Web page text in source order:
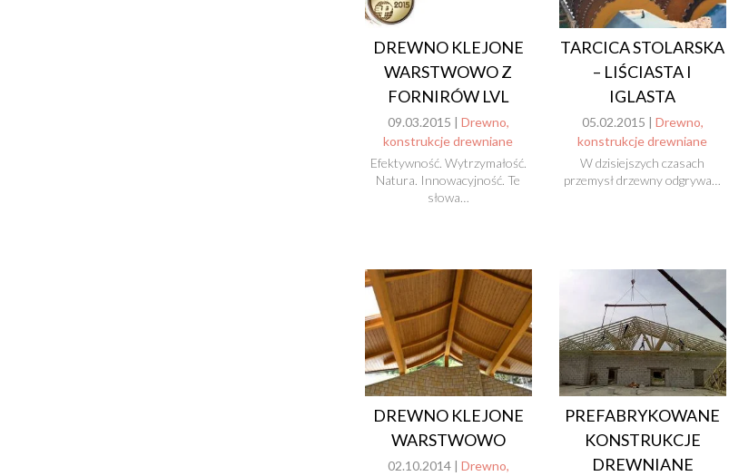
DREWNO KLEJONE
WARSTWOWO Z
FORNIRÓW LVL
09.03.2015 | Drewno,
konstrukcje drewniane
Efektywność. Wytrzymałość.
Natura. Innowacyjność. Te
słowa…
TARCICA STOLARSKA
– LIŚCIASTA I
IGLASTA
05.02.2015 | Drewno,
konstrukcje drewniane
W dzisiejszych czasach
przemysł drzewny odgrywa…
DREWNO KLEJONE
WARSTWOWO
02.10.2014 | Drewno,
PREFABRYKOWANE
KONSTRUKCJE
DREWNIANE